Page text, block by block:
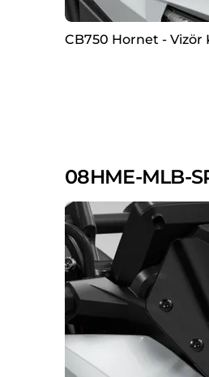
CB750 Hornet - Vizör
08HME-MLB-